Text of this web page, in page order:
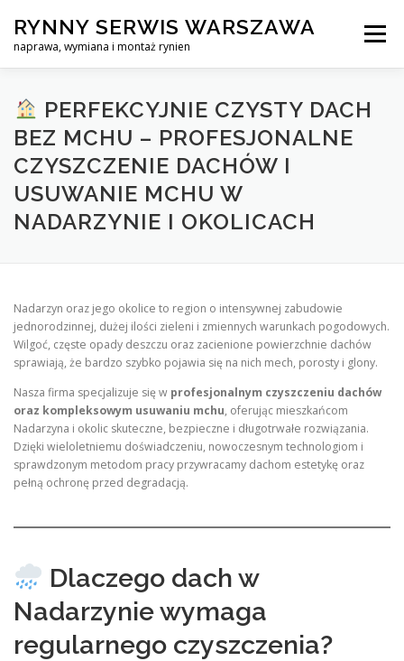
content
RYNNY SERWIS WARSZAWA
naprawa, wymiana i montaż rynien
Menu
CZYSZCZENIE PROFESJONALNA NAPRAWA, WYMIANA I
CENNIK SERWIS RYNNY WARSZAWA
PERFEKCYJNIE CZYSTY DACH
BEZ MCHU – PROFESJONALNE
CZYSZCZENIE DACHÓW I
USUWANIE MCHU W
NADARZYNIE I OKOLICACH
Nadarzyn oraz jego okolice to region o intensywnej zabudowie
jednorodzinnej, dużej ilości zieleni i zmiennych warunkach pogodowych.
Wilgoć, częste opady deszczu oraz zacienione powierzchnie dachów
sprawiają, że bardzo szybko pojawia się na nich mech, porosty i glony.
Nasza firma specjalizuje się w profesjonalnym czyszczeniu dachów
oraz kompleksowym usuwaniu mchu, oferując mieszkańcom
Nadarzyna i okolic skuteczne, bezpieczne i długotrwałe rozwiązania.
Dzięki wieloletniemu doświadczeniu, nowoczesnym technologiom i
sprawdzonym metodom pracy przywracamy dachom estetykę oraz
pełną ochronę przed degradacją.
Dlaczego dach w
Nadarzynie wymaga
regularnego czyszczenia?